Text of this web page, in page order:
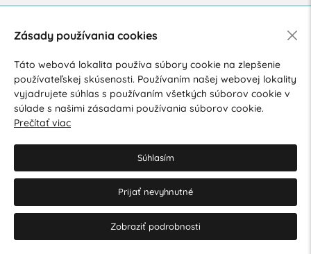
Súhlasím so spracovaním osobných údajov pre marketingové
účely.Zásady ochrany osobných údajov.
Upraviť nastavenia Cookies
Web dizajn: MARLOW DESIGN
Zásady používania cookies
Táto webová lokalita používa súbory cookie na zlepšenie
používateľskej skúsenosti. Používaním našej webovej lokality
vyjadrujete súhlas s používaním všetkých súborov cookie v
súlade s našimi zásadami používania súborov cookie.
Prečítať viac
Súhlasím
Prijať nevyhnutné
Zobraziť podrobnosti